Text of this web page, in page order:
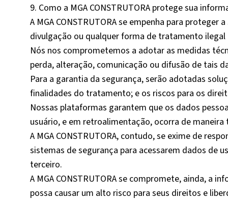
9. Como a MGA CONSTRUTORA protege sua
A MGA CONSTRUTORA se empenha para
divulgação ou qualquer forma de tratamento
Nós nos comprometemos a adotar as medidas
perda, alteração, comunicação ou difusão de tais
Para a garantia da segurança, serão adotadas
finalidades do tratamento; e os riscos para os
Nossas plataformas garantem que os dados
usuário, e em retroalimentação, ocorra de
A MGA CONSTRUTORA, contudo, se exime de
sistemas de segurança para acessarem dados de
terceiro.
A MGA CONSTRUTORA se compromete, ainda, a
possa causar um alto risco para seus direitos e